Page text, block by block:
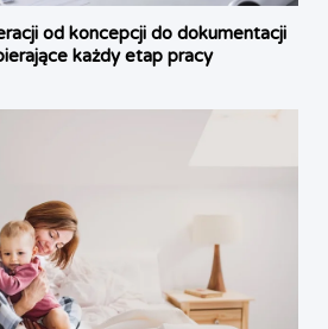
od koncepcji do dokumentacji
każdy etap pracy